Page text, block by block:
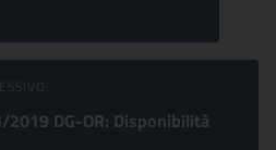
2019 DG-OR: Disponibilità